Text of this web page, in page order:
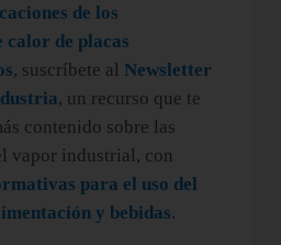
de los
calor de placas
, suscríbete al Newsletter
, un recurso que te
contenido sobre las
vapor industrial, con
para el uso del
y bebidas.